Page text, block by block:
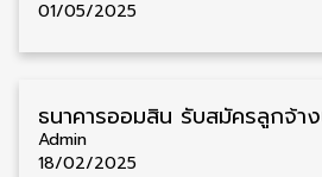
01/05/2025
Admin
18/02/2025